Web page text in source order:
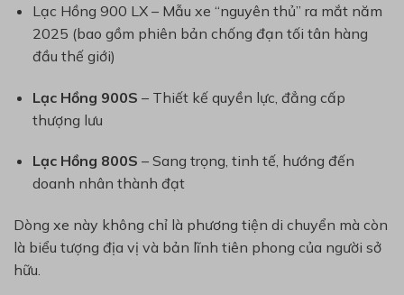
Lạc Hồng 900 LX– Mẫu xe “nguyên thủ” ra mắt năm
2025 (bao gồm phiên bản chống đạn tối tân hàng
đầu thế giới)
Lạc Hồng 900S – Thiết kế quyền lực, đẳng cấp
thượng lưu
Lạc Hồng 800S – Sang trọng, tinh tế, hướng đến
doanh nhân thành đạt
Dòng xe này không chỉ là phương tiện di chuyển mà còn
là biểu tượng địa vị và bản lĩnh tiên phong của người sở
hữu.